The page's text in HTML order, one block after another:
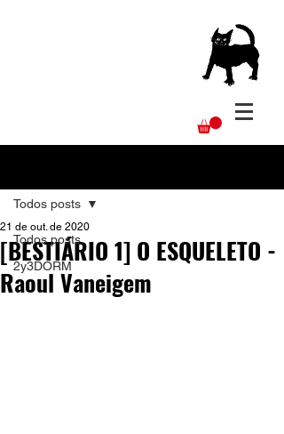
Todos posts
2y3DORM
Todos posts
[BESTIÁRIO 1] O ESQUELETO -
Raoul Vaneigem
21 de out. de 2020